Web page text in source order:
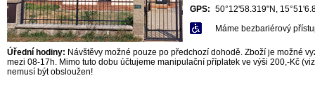
GPS: 50°12'58.319"N,
Máme bezbariérový
Úřední hodiny: Návštěvy možné pouze po předchozí dohodě. Zboží je možné
mezi 08-17h. Mimo tuto dobu účtujeme manipulační příplatek ve výši 200,-Kč
nemusí být obsloužen!